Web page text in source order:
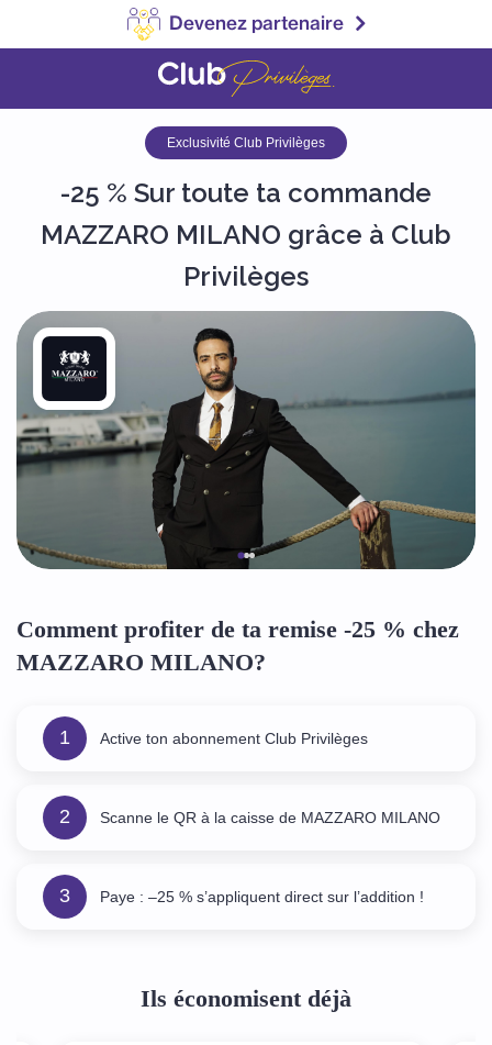
Devenez partenaire
Exclusivité Club Privilèges
-25 % Sur toute ta commande
MAZZARO MILANO grâce à Club
Privilèges
Comment profiter de ta remise -25 % chez
MAZZARO MILANO?
1 Active ton abonnement Club Privilèges
2 Scanne le QR à la caisse de MAZZARO MILANO
3 Paye : –25 % s’appliquent direct sur l’addition !
Ils économisent déjà